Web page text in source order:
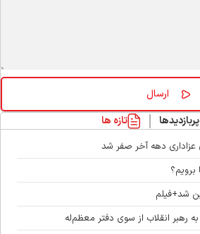
تازه ها
دهه آخر صفر شد
شد+فیلم
انقلاب از سوی دفتر معظم‌له